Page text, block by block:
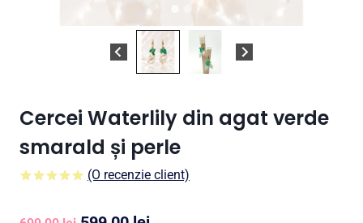
Cercei Waterlily din agat verde
smarald și perle
(O recenzie client)